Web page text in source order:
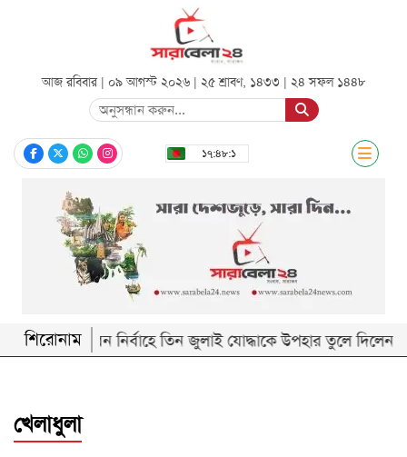
জাতীয়
রাজনীতি
অর্থনীতি
আন্তর্জাতিক
বিনোদন
স্বাস্থ্য
আজ রবিবার | ০৯ আগস্ট ২০২৬ | ২৫ শ্রাবণ, ১৪৩৩ | ২৪ সফল ১৪৪৮
১৭:৪৮:২
শিরোনামজীবন নির্বাহে তিন জুলাই যোদ্ধাকে উপহার তুলে দিলেন
খেলাধুলা